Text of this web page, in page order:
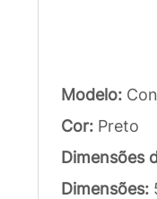
Modelo:
Cor: Preto
Dimensões
Dimensões: